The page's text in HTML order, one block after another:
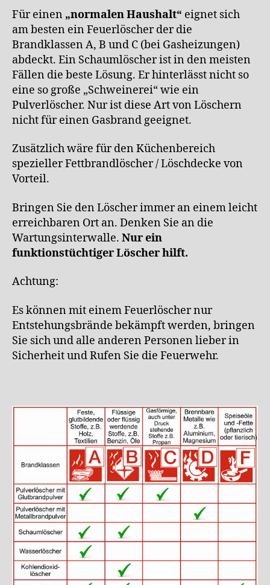
Für einen „normalen Haushalt“ eignet sich
am besten ein Feuerlöscher der die
Brandklassen A, B und C (bei Gasheizungen)
abdeckt. Ein Schaumlöscher ist in den meisten
Fällen die beste Lösung. Er hinterlässt nicht so
eine so große „Schweinerei“ wie ein
Pulverlöscher. Nur ist diese Art von Löschern
nicht für einen Gasbrand geeignet.
Zusätzlich wäre für den Küchenbereich
spezieller Fettbrandlöscher / Löschdecke von
Vorteil.
Bringen Sie den Löscher immer an einem leicht
erreichbaren Ort an. Denken Sie an die
Wartungsinterwalle. Nur ein
funktionstüchtiger Löscher hilft.
Achtung:
Es können mit einem Feuerlöscher nur
Entstehungsbrände bekämpft werden, bringen
Sie sich und alle anderen Personen lieber in
Sicherheit und Rufen Sie die Feuerwehr.